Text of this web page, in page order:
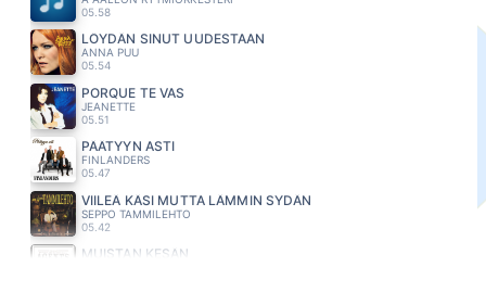
05.58
LÖYDÄN SINUT UUDESTAAN
ANNA PUU
05.54
PORQUE TE VAS
JEANETTE
05.51
PÄÄTYYN ASTI
FINLANDERS
05.47
VIILEÄ KÄSI MUTTA LÄMMIN SYDÄN
SEPPO TAMMILEHTO
05.42
MUISTAN KESÄN